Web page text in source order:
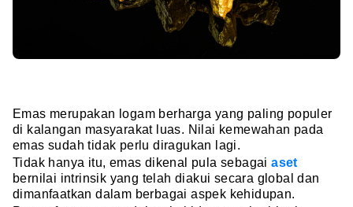
Emas merupakan logam berharga yang paling populer
di kalangan masyarakat luas. Nilai kemewahan pada
emas sudah tidak perlu diragukan lagi.
Tidak hanya itu, emas dikenal pula sebagaiaset
bernilai intrinsik yang telah diakui secara global dan
dimanfaatkan dalam berbagai aspek kehidupan.